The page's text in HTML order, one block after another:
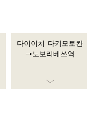
다이이치 다키모토칸
→노보리베쓰역